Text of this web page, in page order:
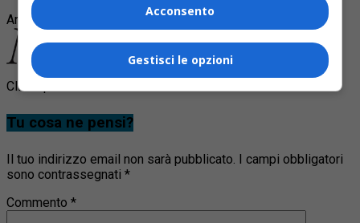
Argomenti correlati: allarmepistolesaponte
Clicca per commentare
Tu cosa ne pensi?
Il tuo indirizzo email non sarà pubblicato. I campi obbligatori
sono contrassegnati *
Commento *
Acconsento
Gestisci le opzioni